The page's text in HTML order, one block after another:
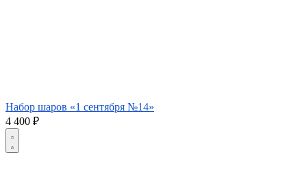
Набор шаров «1 сентября №14»
4 400 ₽